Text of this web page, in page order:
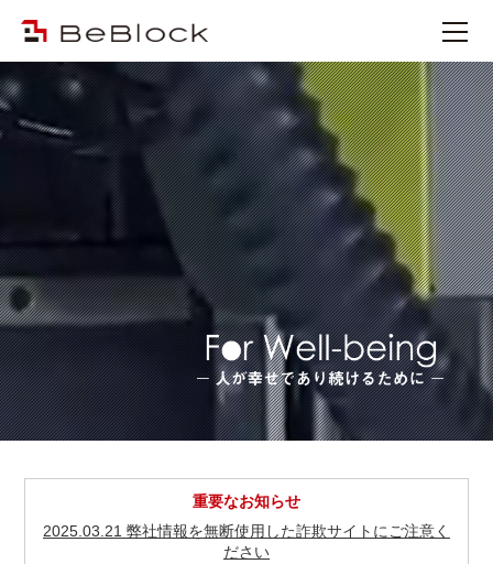
重要なお知らせ
2025.03.21 弊社情報を無断使用した詐欺サイトにご注意く
ださい